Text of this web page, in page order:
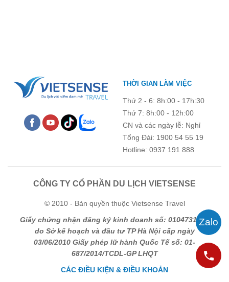
THỜI GIAN LÀM VIỆC
Thứ 2 - 6: 8h:00 - 17h:30
Thứ 7: 8h:00 - 12h:00
CN và các ngày lễ: Nghỉ
Tổng Đài: 1900 54 55 19
Hotline: 0937 191 888
CÔNG TY CỔ PHẦN DU LỊCH VIETSENSE
© 2010 - Bản quyền thuộc Vietsense Travel
Giấy chứng nhận đăng ký kinh doanh số: 0104731205
do Sở kế hoạch và đầu tư TP Hà Nội cấp ngày
03/06/2010 Giấy phép lữ hành Quốc Tế số: 01-
687/2014/TCDL-GP LHQT
CÁC ĐIỀU KIỆN & ĐIỀU KHOẢN